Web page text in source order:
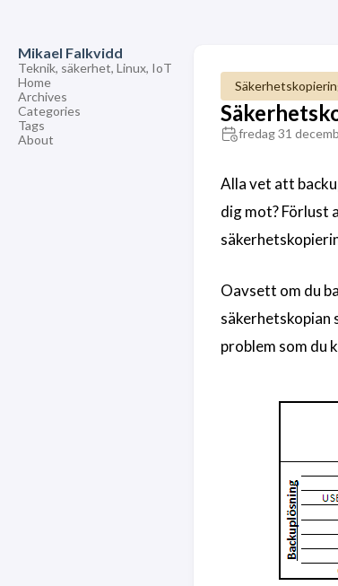
Mikael Falkvidd
Teknik, säkerhet, Linux, IoT
Home
Archives
Categories
Tags
About
fredag 31
Alla vet att
dig mot? Förlust
Oavsett om du
säkerhetskopian
problem som du